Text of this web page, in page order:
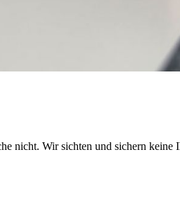
nicht. Wir sichten und sichern keine